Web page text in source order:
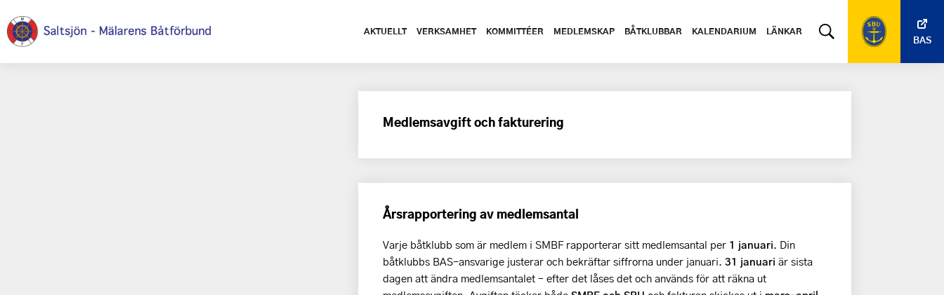
AKTUELLT VERKSAMHET KOMMITTÉER MEDLEMSKAP BÅTKLUBBAR KALENDARIUM LÄNKAR
BAS
Medlemsavgift och fakturering
Årsrapportering av medlemsantal
Varje båtklubb som är medlem i SMBF rapporterar sitt medlemsantal per 1 januari. Din
båtklubbs BAS-ansvarige justerar och bekräftar siffrorna under januari. 31 januari är sista
dagen att ändra medlemsantalet – efter det låses det och används för att räkna ut